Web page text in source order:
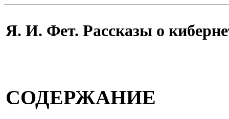
Я. И. Фет. Рассказы о
СОДЕРЖАНИЕ